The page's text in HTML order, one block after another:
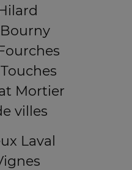
Mortier
villes
Laval